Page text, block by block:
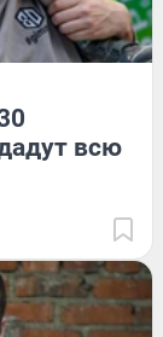
всю